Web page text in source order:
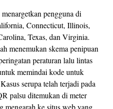
pengguna di
Connecticut, Illinois,
Texas, dan Virginia.
menemukan skema penipuan
peraturan lalu lintas
memindai kode untuk
serupa telah terjadi pada
palsu ditemukan di meter